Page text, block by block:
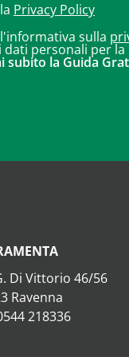
Privacy Policy
sulla
personali per la
subito la Guida
Di Vittorio 46/56
Ravenna
218336